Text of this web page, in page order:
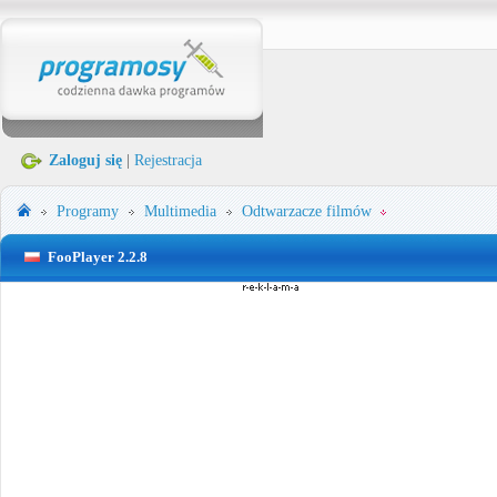
Zaloguj się Rejestracja
Programy Multimedia Odtwarzacze filmów
FooPlayer 2.2.8